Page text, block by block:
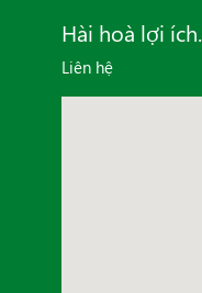
Hài hoà lợi
Liên hệ